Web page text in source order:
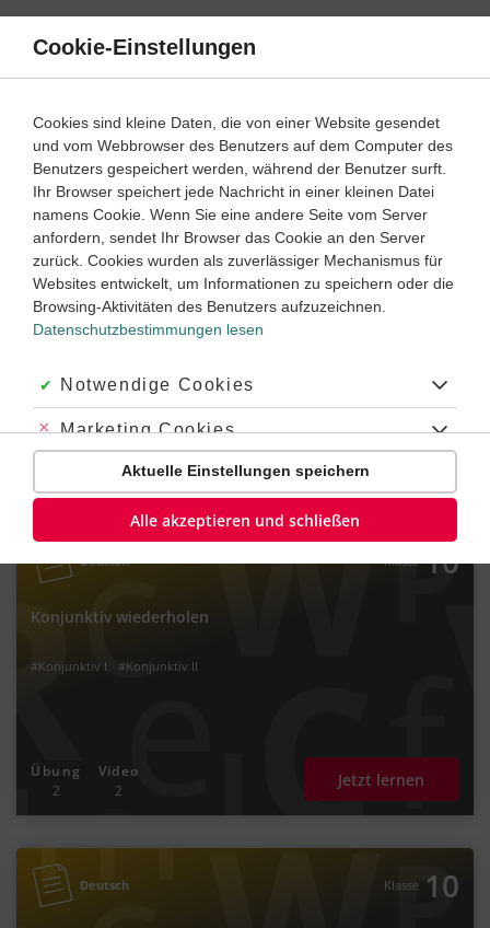
Direkt
Inhalt
Lernwege mit Erklär- und Anleitungsvideos
Deutsch Klasse 10
Das Passiv
#Aktiv und passiv unterscheiden
Übung
Video
Jetzt lernen
Deutsch Klasse 10
Konjunktiv wiederholen
#Konjunktiv I #Konjunktiv II
Übung
2
Video
2
Jetzt lernen
Deutsch Klasse 10
Cookie-Einstellungen
Cookies sind kleine Daten, die von einer Website gesendet
und vom Webbrowser des Benutzers auf dem Computer des
Benutzers gespeichert werden, während der Benutzer surft.
Ihr Browser speichert jede Nachricht in einer kleinen Datei
namens Cookie. Wenn Sie eine andere Seite vom Server
anfordern, sendet Ihr Browser das Cookie an den Server
zurück. Cookies wurden als zuverlässiger Mechanismus für
Websites entwickelt, um Informationen zu speichern oder die
Browsing-Aktivitäten des Benutzers aufzuzeichnen.
Datenschutzbestimmungen lesen
Akzeptiert:
Notwendige Cookies
Abgelehnt:
Marketing Cookies
Abgelehnt:
Personalisierungs-Cookies
Aktuelle Einstellungen speichern
Alle akzeptieren und schließen